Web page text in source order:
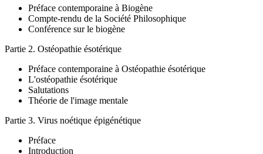
Préface contemporaine à Biogène
Compte-rendu de la Société Philosophique
Conférence sur le biogène
Partie 2. Ostéopathie ésotérique
Préface contemporaine à Ostéopathie ésotérique
L'ostéopathie ésotérique
Salutations
Théorie de l'image mentale
Partie 3. Virus noétique épigénétique
Préface
Introduction